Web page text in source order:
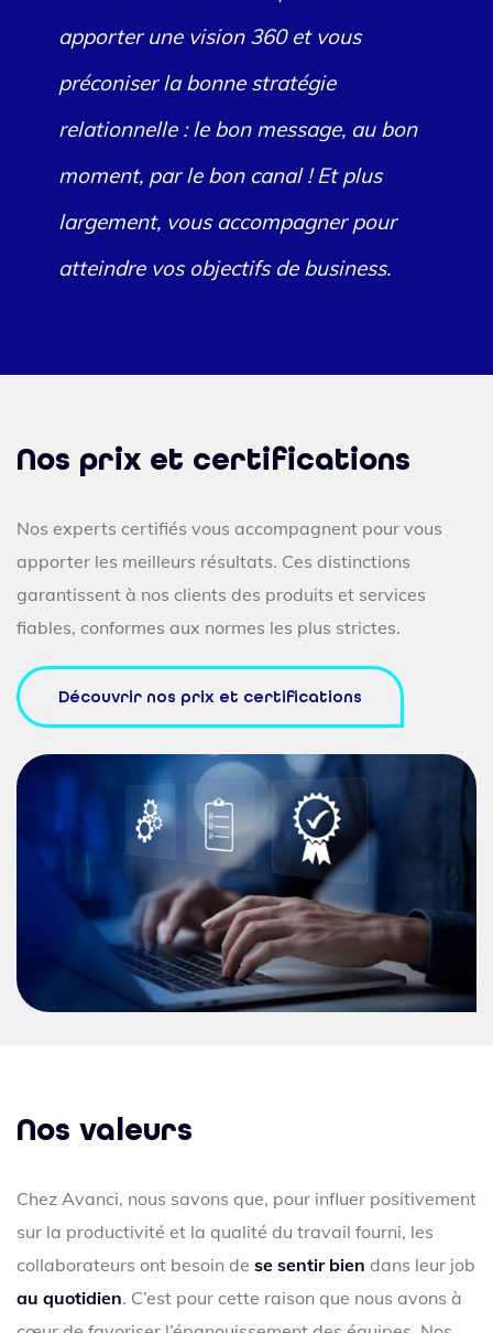
apporter une vision 360 et vous
préconiser la bonne stratégie
relationnelle : le bon message, au bon
moment, par le bon canal ! Et plus
largement, vous accompagner pour
atteindre vos objectifs de business.
Nos prix et certifications
Nos experts certifiés vous accompagnent pour vous
apporter les meilleurs résultats. Ces distinctions
garantissent à nos clients des produits et services
fiables, conformes aux normes les plus strictes.
Découvrir nos prix et certifications
Nos valeurs
Chez Avanci, nous savons que, pour influer positivement
sur la productivité et la qualité du travail fourni, les
collaborateurs ont besoin de se sentir bien dans leur job
au quotidien. C’est pour cette raison que nous avons à